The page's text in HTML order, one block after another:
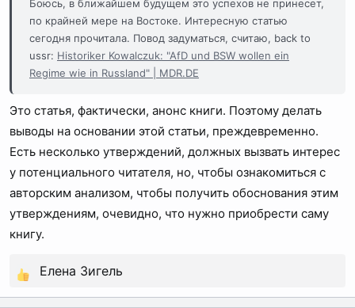
Боюсь, в ближайшем будущем это успехов не принесет,
по крайней мере на Востоке. Интересную статью
сегодня прочитала. Повод задуматься, считаю, back to
ussr: Historiker Kowalczuk: "AfD und BSW wollen ein
Regime wie in Russland" | MDR.DE
Это статья, фактически, анонс книги. Поэтому делать
выводы на основании этой статьи, преждевременно.
Есть несколько утверждений, должных вызвать интерес
у потенциального читателя, но, чтобы ознакомиться с
авторским анализом, чтобы получить обоснования этим
утверждениям, очевидно, что нужно приобрести саму
книгу.
Р
е
Елена Зигель